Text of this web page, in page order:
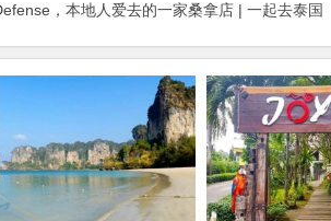
，本地人爱去的一家桑拿店 | 一起去泰国